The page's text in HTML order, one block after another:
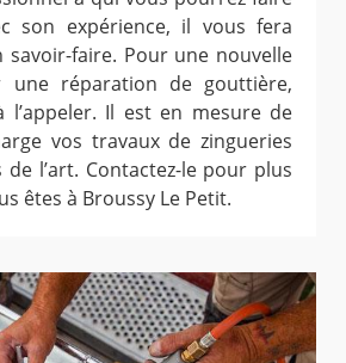
son expérience, il vous fera
faire. Pour une nouvelle
réparation de gouttière,
l’appeler. Il est en mesure de
vos travaux de zingueries
de l’art. Contactez-le pour plus
êtes à Broussy Le Petit.